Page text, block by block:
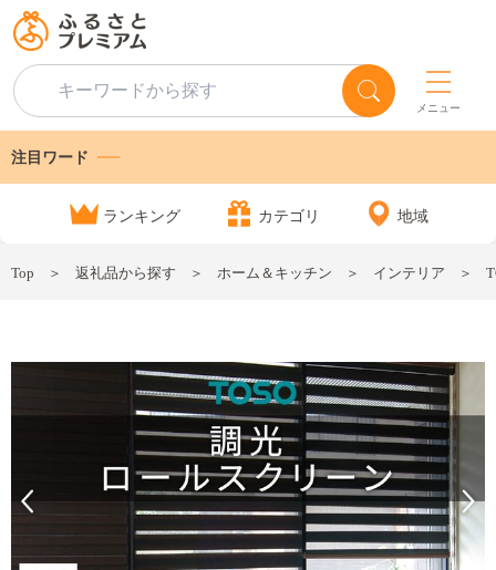
メニュー
注目ワード
ランキング カテゴリ 地域
Top 返礼品から探す ホーム＆キッチン インテリア